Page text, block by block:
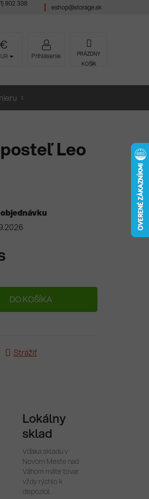
902 338
eshop@storage.sk
Prihlásenie NÁKUPNÝ
KOŠÍK
PRÁZDNY
KOŠÍK
Leo
DO KOŠÍKA
Strážiť
Lokálny
sklad
Vďaka skladu v
Novom Meste nad
Váhom máte tovar
vždy rýchlo k
dispozícii.